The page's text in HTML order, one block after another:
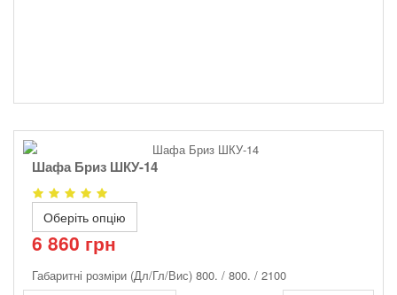
Шафа Бриз ШКУ-14
Оберіть опцію
6 860 грн
Габаритні розміри (Дл/Гл/Вис) 800. / 800. / 2100